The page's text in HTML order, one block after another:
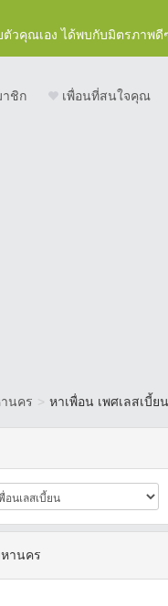
ตัวคุณเอง ได้พบกับมิตรภาพ
าชิก เพื่อนที่สนใจคุณ
นคร > หาเพื่อน เพศเลสเบี้
หานคร